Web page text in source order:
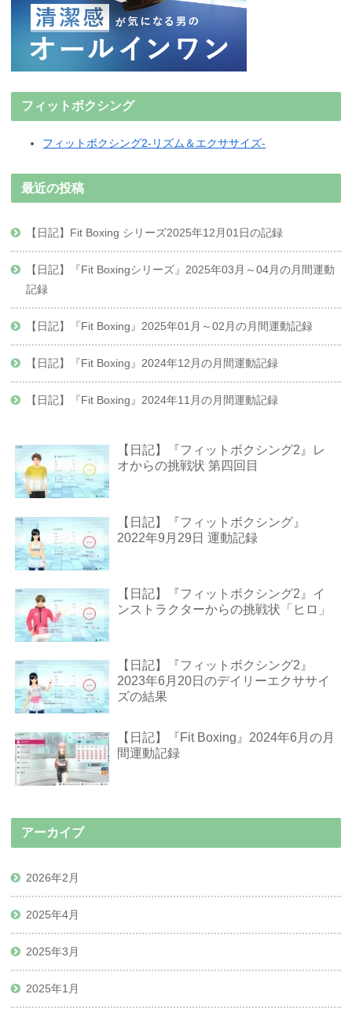
フィットボクシング
フィットボクシング2-リズム＆エクササイズ-
最近の投稿
【日記】Fit Boxing シリーズ2025年12月01日の記録
【日記】『Fit Boxingシリーズ』2025年03月～04月の月間運動
記録
【日記】『Fit Boxing』2025年01月～02月の月間運動記録
【日記】『Fit Boxing』2024年12月の月間運動記録
【日記】『Fit Boxing』2024年11月の月間運動記録
【日記】『フィットボクシング2』レ
オからの挑戦状 第四回目
【日記】『フィットボクシング』
2022年9月29日 運動記録
【日記】『フィットボクシング2』イ
ンストラクターからの挑戦状「ヒロ」
【日記】『フィットボクシング2』
2023年6月20日のデイリーエクササイ
ズの結果
【日記】『Fit Boxing』2024年6月の月
間運動記録
アーカイブ
2026年2月
2025年4月
2025年3月
2025年1月